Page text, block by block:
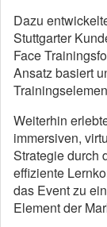
Dazu
Stuttgarter
Face
Ansatz basiert
Weiterhin
immersiven,
Strategie durch
effiziente
das Event zu
Element der